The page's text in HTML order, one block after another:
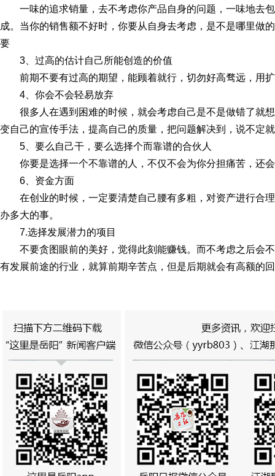
一味的追求销量，去不考虑你产品自身的问题，一味地去
成。当你的销售额不好时，你要从自身去考虑，是不是哪里做
要
3、过高的估计自己所能创造的价值
前期不要有过高的期望，能顾着就行，切勿好高骛远，用
4、你会不会轻易放弃
很多人在遇到困难的时候，就会考虑自己是不是做错了就
变自己的宣传手法，提高自己的质量，把问题解决到，说不定
5、要么自己干，要么选择个而靠谱的合伙人
你要是选择一个不靠谱的人，不仅不会为你分担痛苦，还
6、资金方面
在创业的时候，一定要清楚自己腰有多粗，对资产进行合
办多大的事。
7.选择发展潜力的项目
不要贪图眼前的美好，觉得此刻能赚钱。而不考虑之后会
有发展前途的行业，就算前期辛苦点，但是后期就会有高额的